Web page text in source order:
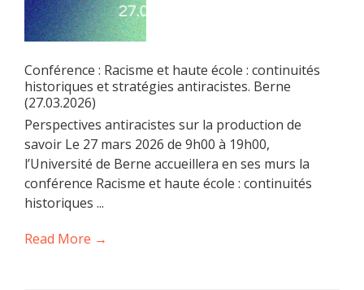
Conférence : Racisme et haute école : continuités
historiques et stratégies antiracistes. Berne
(27.03.2026)
Perspectives antiracistes sur la production de
savoir Le 27 mars 2026 de 9h00 à 19h00,
l’Université de Berne accueillera en ses murs la
conférence Racisme et haute école : continuités
historiques ...
Read More →